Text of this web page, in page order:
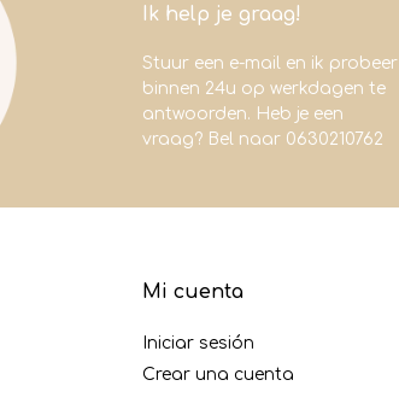
Ik help je graag!
Stuur een e-mail en ik probeer
binnen 24u op werkdagen te
antwoorden. Heb je een
vraag? Bel naar 0630210762
Mi cuenta
Iniciar sesión
Crear una cuenta